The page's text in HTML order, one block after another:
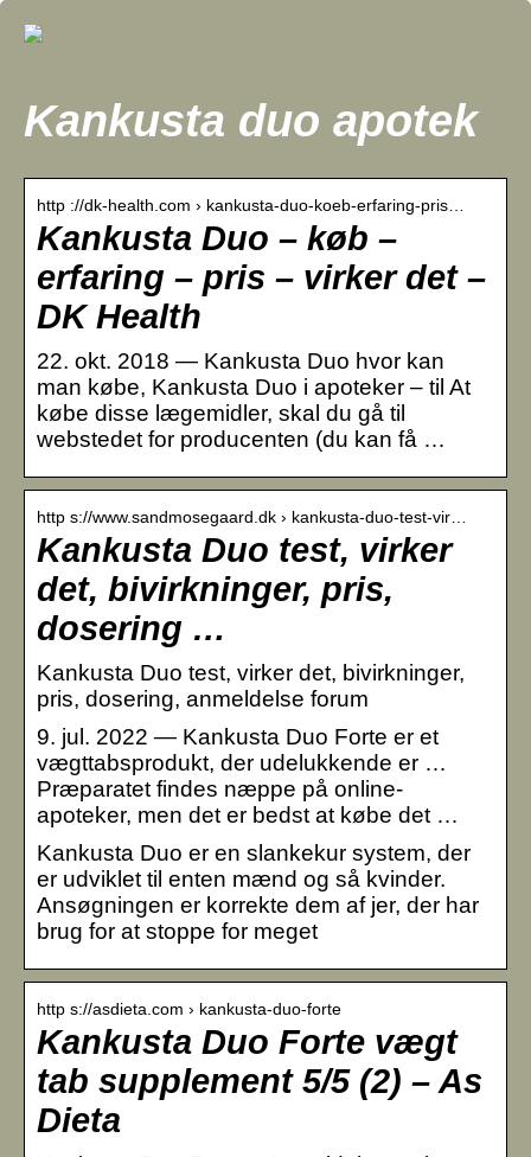
Kankusta duo apotek
http ://dk-health.com › kankusta-duo-koeb-erfaring-pris…
Kankusta Duo – køb –
erfaring – pris – virker det –
DK Health
22. okt. 2018 — Kankusta Duo hvor kan
man købe, Kankusta Duo i apoteker – til At
købe disse lægemidler, skal du gå til
webstedet for producenten (du kan få …
http s://www.sandmosegaard.dk › kankusta-duo-test-vir…
Kankusta Duo test, virker
det, bivirkninger, pris,
dosering …
Kankusta Duo test, virker det, bivirkninger,
pris, dosering, anmeldelse forum
9. jul. 2022 — Kankusta Duo Forte er et
vægttabsprodukt, der udelukkende er …
Præparatet findes næppe på online-
apoteker, men det er bedst at købe det …
Kankusta Duo er en slankekur system, der
er udviklet til enten mænd og så kvinder.
Ansøgningen er korrekte dem af jer, der har
brug for at stoppe for meget
http s://asdieta.com › kankusta-duo-forte
Kankusta Duo Forte vægt
tab supplement 5/5 (2) – As
Dieta